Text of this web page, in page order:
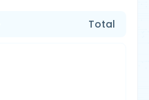
Total